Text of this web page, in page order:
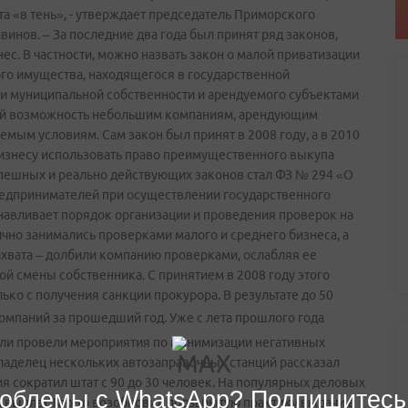
«в тень», - утверждает председатель Приморского
– За последние два года был принят ряд законов,
В частности, можно назвать закон о малой приватизации
находящегося в государственной
собственности и арендуемого субъектами
возможность небольшим компаниям, арендующим
условиям. Сам закон был принят в 2008 году, а в 2010
использовать право преимущественного выкупа
и реально действующих законов стал ФЗ № 294 «О
при осуществлении государственного
порядок организации и проведения проверок на
занимались проверками малого и среднего бизнеса, а
– долбили компанию проверками, ослабляя ее
смены собственника. С принятием в 2008 году этого
с получения санкции прокурора. В результате до 50
за прошедший год. Уже с лета прошлого года
провели мероприятия по минимизации негативных
нескольких автозаправочных станций рассказал
сократил штат с 90 до 30 человек. На популярных деловых
Кто-то возобновил подзабытую практику выдачи в
с WhatsApp?